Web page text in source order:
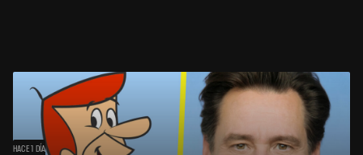
HACE 1 DÍA